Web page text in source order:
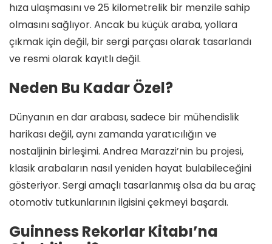
hıza ulaşmasını ve 25 kilometrelik bir menzile sahip
olmasını sağlıyor. Ancak bu küçük araba, yollara
çıkmak için değil, bir sergi parçası olarak tasarlandı
ve resmi olarak kayıtlı değil.
Neden Bu Kadar Özel?
Dünyanın en dar arabası, sadece bir mühendislik
harikası değil, aynı zamanda yaratıcılığın ve
nostaljinin birleşimi. Andrea Marazzi’nin bu projesi,
klasik arabaların nasıl yeniden hayat bulabileceğini
gösteriyor. Sergi amaçlı tasarlanmış olsa da bu araç
otomotiv tutkunlarının ilgisini çekmeyi başardı.
Guinness Rekorlar Kitabı’na